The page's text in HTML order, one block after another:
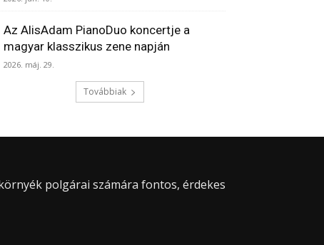
Az AlisAdam PianoDuo koncertje a
magyar klasszikus zene napján
2026. máj. 29.
Továbbiak
polgárai számára fontos, érdekes